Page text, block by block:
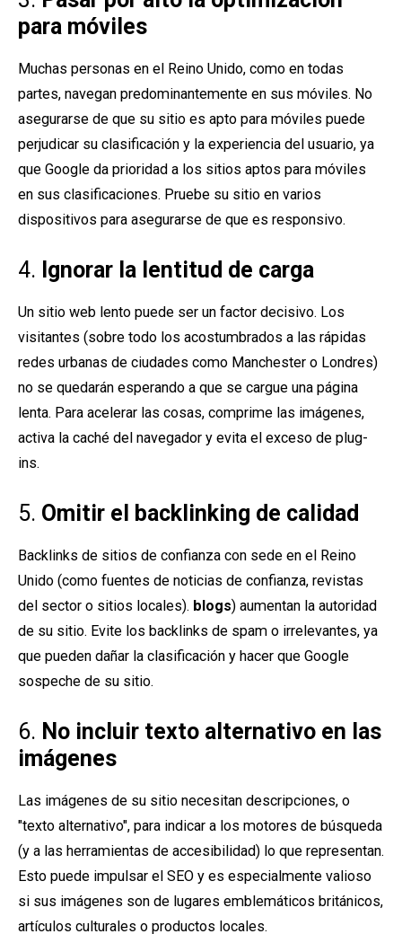
para móviles
Muchas personas en el Reino Unido, como en todas
partes, navegan predominantemente en sus móviles. No
asegurarse de que su sitio es apto para móviles puede
perjudicar su clasificación y la experiencia del usuario, ya
que Google da prioridad a los sitios aptos para móviles
en sus clasificaciones. Pruebe su sitio en varios
dispositivos para asegurarse de que es responsivo.
4. Ignorar la lentitud de carga
Un sitio web lento puede ser un factor decisivo. Los
visitantes (sobre todo los acostumbrados a las rápidas
redes urbanas de ciudades como Manchester o Londres)
no se quedarán esperando a que se cargue una página
lenta. Para acelerar las cosas, comprime las imágenes,
activa la caché del navegador y evita el exceso de plug-
ins.
5. Omitir el backlinking de calidad
Backlinks de sitios de confianza con sede en el Reino
Unido (como fuentes de noticias de confianza, revistas
del sector o sitios locales). blogs) aumentan la autoridad
de su sitio. Evite los backlinks de spam o irrelevantes, ya
que pueden dañar la clasificación y hacer que Google
sospeche de su sitio.
6. No incluir texto alternativo en las
imágenes
Las imágenes de su sitio necesitan descripciones, o
"texto alternativo", para indicar a los motores de búsqueda
(y a las herramientas de accesibilidad) lo que representan.
Esto puede impulsar el SEO y es especialmente valioso
si sus imágenes son de lugares emblemáticos británicos,
artículos culturales o productos locales.